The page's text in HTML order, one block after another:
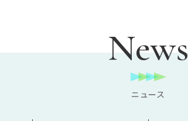
News
ニュース